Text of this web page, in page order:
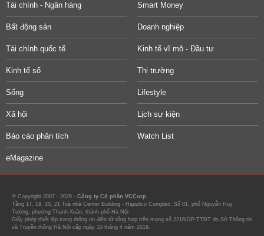
Tài chính - Ngân hàng Smart Money
Bất động sản Doanh nghiệp
Tài chính quốc tế Kinh tế vĩ mô - Đầu tư
Kinh tế số Thị trường
Sống Lifestyle
Xã hội Lịch sự kiện
Báo cáo phân tích Watch List
eMagazine
© Copyright 2007 - 2026 - Công ty Cổ phần VCCorp.
Tầng 17, 19, 20, 21 Toà nhà Center Building - Hapulico Complex, Số 01, phố Nguyễn Huy
Tưởng, phường Thanh Xuân, thành phố Hà Nội
Giấy phép thiết lập trang thông tin điện tử tổng hợp trên mạng số 2216/GP-TTĐT do Sở Thông tin
và Truyền thông Hà Nội cấp ngày 10 tháng 4 năm 2019.